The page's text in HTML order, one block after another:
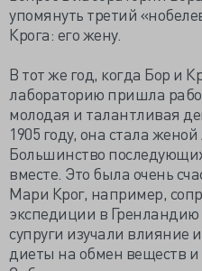
упомянуть третий
Крога: его жену.
В тот же год, когда Бор и
лабораторию пришла
молодая и талантливая
1905 году, она стала женой
Большинство
вместе. Это была очень
Мари Крог, например,
экспедиции в Гренландию
супруги изучали влияние
диеты на обмен веществ и